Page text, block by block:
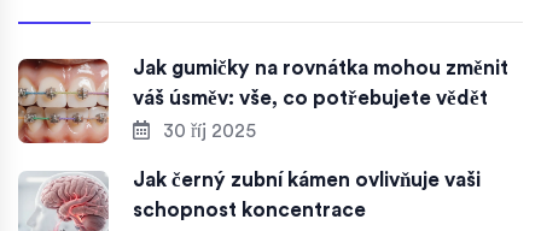
Jak gumičky na rovnátka mohou změnit
váš úsměv: vše, co potřebujete vědět
30 říj 2025
Jak černý zubní kámen ovlivňuje vaši
schopnost koncentrace